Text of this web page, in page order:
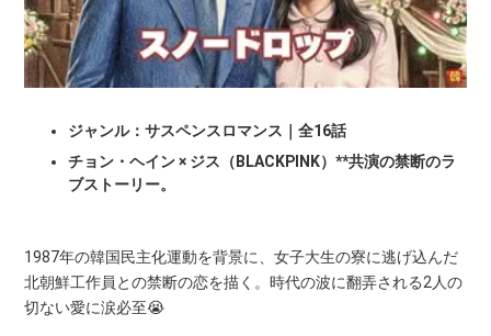
ジャンル：サスペンスロマンス｜全16話
チョン・ヘイン × ジス（BLACKPINK）**共演の禁断のラ
ブストーリー。
1987年の韓国民主化運動を背景に、女子大生の寮に逃げ込んだ
北朝鮮工作員との禁断の恋を描く。時代の波に翻弄される2人の
切ない愛に涙必至😭